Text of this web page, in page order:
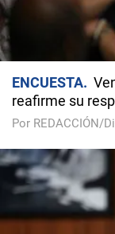
ENCUESTA
reafirme su
Por REDACCIÓN/